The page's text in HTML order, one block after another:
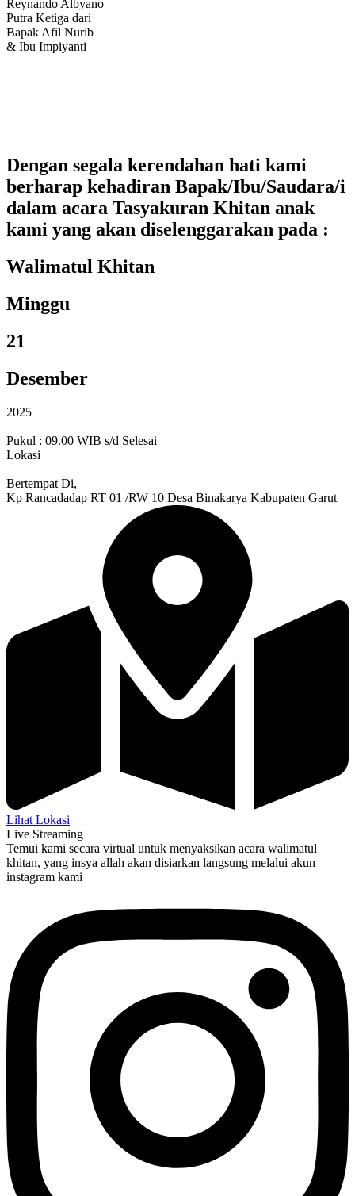
Reynando Albyano
Putra Ketiga dari
Bapak Afil Nurib
& Ibu Impiyanti
Dengan segala kerendahan hati kami
berharap kehadiran Bapak/Ibu/Saudara/i
dalam acara Tasyakuran Khitan anak
kami yang akan diselenggarakan pada :
Walimatul Khitan
Minggu
21
Desember
2025
Pukul : 09.00 WIB s/d Selesai
Lokasi
Bertempat Di,
Kp Rancadadap RT 01 /RW 10 Desa Binakarya Kabupaten Garut
Lihat Lokasi
Live Streaming
Temui kami secara virtual untuk menyaksikan acara walimatul
khitan, yang insya allah akan disiarkan langsung melalui akun
instagram kami